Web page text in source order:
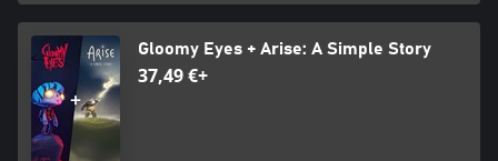
Gloomy Eyes + Arise: A Simple Story
37,49 €+